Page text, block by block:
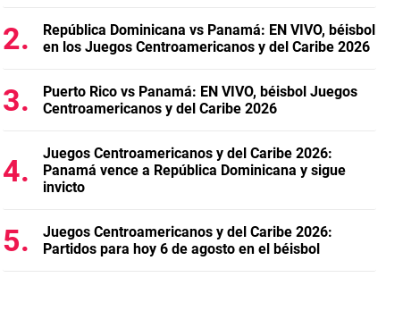
República Dominicana vs Panamá: EN VIVO, béisbol
en los Juegos Centroamericanos y del Caribe 2026
Puerto Rico vs Panamá: EN VIVO, béisbol Juegos
Centroamericanos y del Caribe 2026
Juegos Centroamericanos y del Caribe 2026:
Panamá vence a República Dominicana y sigue
invicto
Juegos Centroamericanos y del Caribe 2026:
Partidos para hoy 6 de agosto en el béisbol